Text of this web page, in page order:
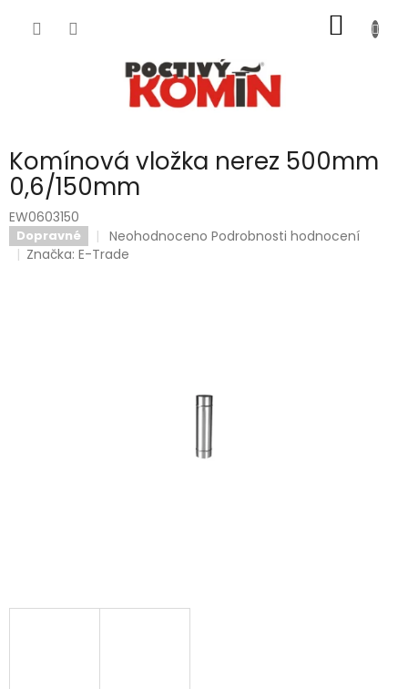
KOŠÍK
Komínová vložka nerez 500mm
0,6/150mm
EW0603150
Dopravné
Průměrné
hodnocení
Neohodnoceno Podrobnosti hodnocení
Značka:E-Trade